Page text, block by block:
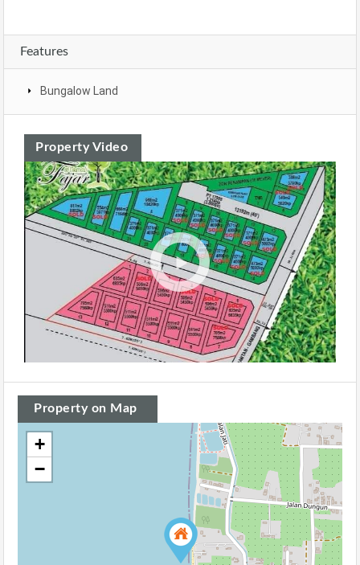
Features
Bungalow Land
Property Video
Property on Map
+
−